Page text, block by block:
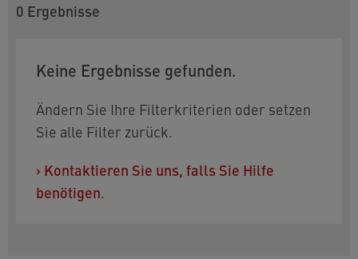
0 Ergebnisse
Keine Ergebnisse gefunden.
Ändern Sie Ihre Filterkriterien oder setzen
Sie alle Filter zurück.
› Kontaktieren Sie uns, falls Sie Hilfe
benötigen.